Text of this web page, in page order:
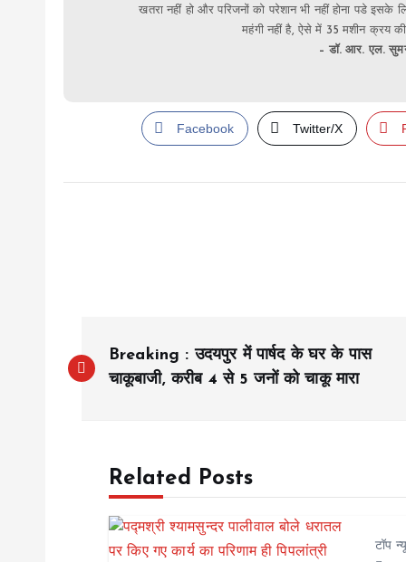
खतरा नहीं हो और परिजनों को परेशान भी नहीं होना पडे इसके
महंगी नहीं है, ऐसे में 35 मशीन क्रय
– डॉ. आर. एल.
Facebook Twitter/X
o
Breaking : उदयपुर में पार्षद के घर के पास
चाकूबाजी, करीब 4 से 5 जनों को चाकू मारा
Related Posts
टॉप